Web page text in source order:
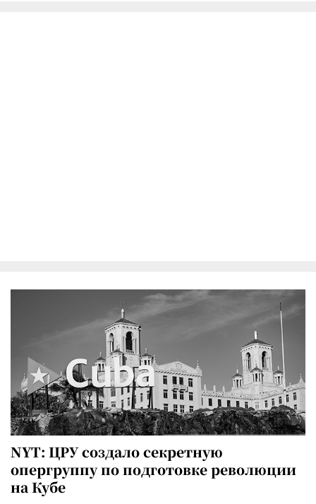
NYT: ЦРУ создало секретную
опергруппу по подготовке революции
на Кубе